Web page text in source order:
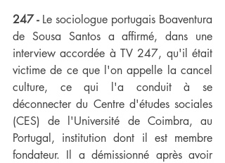
247 - Le sociologue portugais Boaventura
de Sousa Santos a affirmé, dans une
interview accordée à TV 247, qu'il était
victime de ce que l'on appelle la cancel
culture, ce qui l'a conduit à se
déconnecter du Centre d'études sociales
(CES) de l'Université de Coimbra, au
Portugal, institution dont il est membre
fondateur. Il a démissionné après avoir